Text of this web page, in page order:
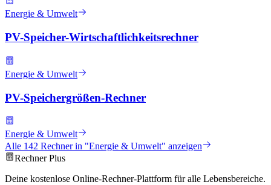
Energie & Umwelt
PV-Speicher-Wirtschaftlichkeitsrechner
Energie & Umwelt
PV-Speichergrößen-Rechner
Energie & Umwelt
Alle 142 Rechner in "Energie & Umwelt" anzeigen
Rechner Plus
Deine kostenlose Online-Rechner-Plattform für alle Lebensbereiche.